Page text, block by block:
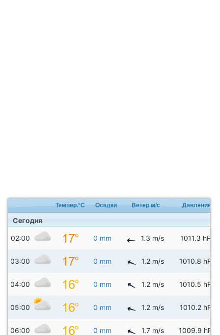
Темпер.°C Осадки Ветер м/с Давление
Сегодня
02:00 0 mm 1.3 m/s 1011.3 hPa
03:00 0 mm 1.2 m/s 1010.8 hPa
04:00 0 mm 1.2 m/s 1010.5 hPa
05:00 0 mm 1.2 m/s 1010.2 hPa
06:00 0 mm 1.7 m/s 1009.9 hPa